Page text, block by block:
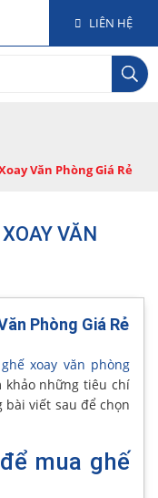
LIÊN HỆ
Văn Phòng Giá Rẻ
VĂN
Phòng Giá Rẻ
ghế xoay văn phòng
những tiêu chí
bài viết sau để chọn
mua ghế